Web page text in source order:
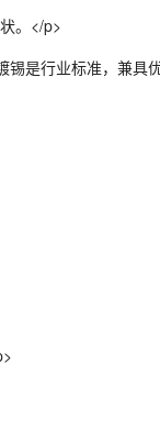
。</p>
是行业标准，兼具优